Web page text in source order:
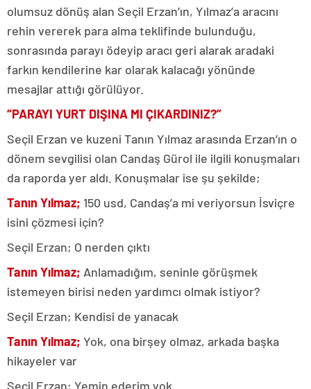
olumsuz dönüş alan Seçil Erzan’ın, Yılmaz’a aracını
rehin vererek para alma teklifinde bulunduğu,
sonrasında parayı ödeyip aracı geri alarak aradaki
farkın kendilerine kar olarak kalacağı yönünde
mesajlar attığı görülüyor.
“PARAYI YURT DIŞINA MI ÇIKARDINIZ?”
Seçil Erzan ve kuzeni Tanın Yılmaz arasında Erzan’ın o
dönem sevgilisi olan Candaş Gürol ile ilgili konuşmaları
da raporda yer aldı. Konuşmalar ise şu şekilde;
Tanın Yılmaz; 150 usd, Candaş’a mi veriyorsun İsviçre
isini çözmesi için?
Seçil Erzan; O nerden çıktı
Tanın Yılmaz; Anlamadığım, seninle görüşmek
istemeyen birisi neden yardımcı olmak istiyor?
Seçil Erzan; Kendisi de yanacak
Tanın Yılmaz; Yok, ona birşey olmaz, arkada başka
hikayeler var
Seçil Erzan; Yemin ederim yok